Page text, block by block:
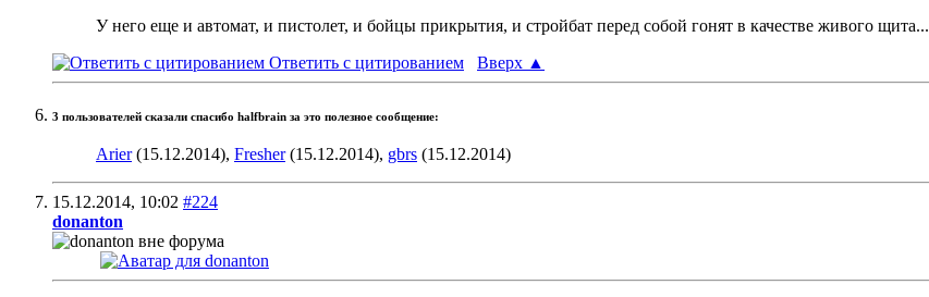
У него еще и автомат, и пистолет, и бойцы прикрытия, и стройбат перед собой гонят в качестве живого щита...
Ответить с цитированием
Вверх ▲
3 пользователей сказали cпасибо halfbrain за это полезное сообщение:
Arier(15.12.2014), Fresher(15.12.2014), gbrs (15.12.2014)
15.12.2014, 10:02 #224
donanton